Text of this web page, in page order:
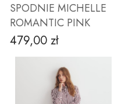
SPODNIE MICHELLE
ROMANTIC PINK
Cena
479,00 zł